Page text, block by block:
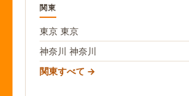
関東
東京 東京
神奈川 神奈川
関東すべて